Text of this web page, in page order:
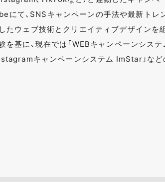
にて、SNSキャンペーンの手法や最新ト
たウェブ技術とクリエイティブデザインを
を基に、現在では「WEBキャンペーンシス
キャンペーンシステム ImStar」など